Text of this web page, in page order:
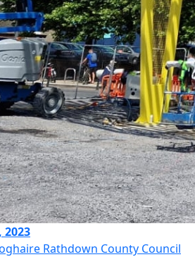
Rathdown County Council